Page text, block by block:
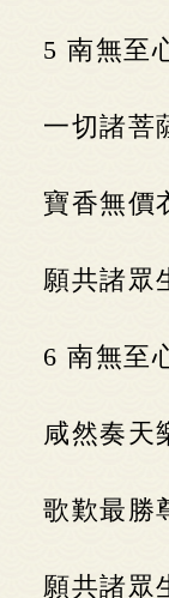
5 南無至
一切諸菩
寶香無價
願共諸眾
6 南無至
咸然奏天
歌歎最勝
願共諸眾